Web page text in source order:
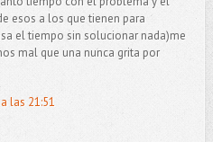
esos a los que tienen para
el tiempo sin solucionar nada)me
mal que una nunca grita por
las 21:51